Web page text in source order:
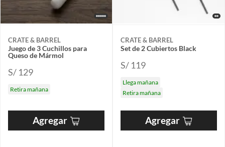
CRATE & BARREL
Juego de 3 Cuchillos para
Queso de Mármol
S/ 129
Retira mañana
Agregar
CRATE & BARREL
Set de 2 Cubiertos Black
S/ 119
Llega mañana
Retira mañana
Agregar